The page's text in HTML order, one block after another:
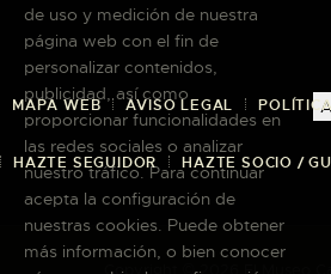
MAPA WEB AVISO LEGAL
HAZTE SEGUIDOR HAZTE SOCIO /
Copyright © 2026 El Museo
de uso y medición de nuestra
página web con el fin de
personalizar contenidos,
publicidad, así como
proporcionar funcionalidades en
las redes sociales o analizar
nuestro tráfico. Para continuar
acepta la configuración de
nuestras cookies. Puede obtener
más información, o bien conocer